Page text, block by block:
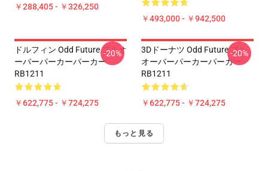
￥288,405 - ￥326,250
￥493,000 - ￥942,500
ドルフィン Odd Future プルオ
ーバーパーカーパーカー
RB1211
￥622,775 - ￥724,275
-20%
3Dドーナツ Odd Future プル
オーバーパーカーパーカー
RB1211
￥622,775 - ￥724,275
-20%
もっと見る